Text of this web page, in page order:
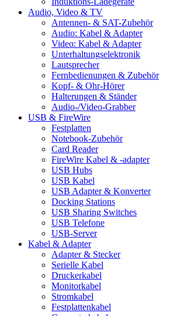
Audio, Video & TV
Antennen- & SAT-Zubehör
Audio: Kabel & Adapter
Video: Kabel & Adapter
Unterhaltungselektronik
Lautsprecher
Fernbedienungen & Zubehör
Kopf- & Ohr-Hörer
Halterungen & Ständer
Audio-/Video-Grabber
USB & FireWire
Festplatten
Notebook-Zubehör
Card Reader
FireWire Kabel & -adapter
USB Hubs
USB Kabel
USB Adapter & Konverter
Docking Stations
USB Sharing Switches
USB Telefone
USB-Server
Kabel & Adapter
Adapter & Stecker
Serielle Kabel
Druckerkabel
Monitorkabel
Stromkabel
Festplattenkabel